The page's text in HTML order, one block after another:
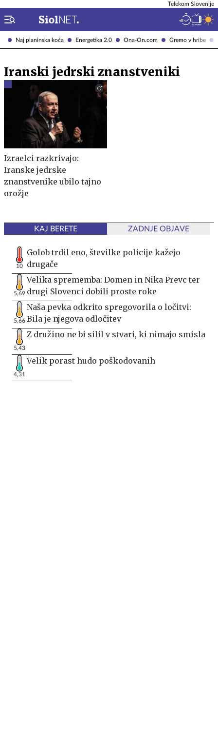
Naj planinska koča Energetika 2.0 Ona-On.com Gremo v hribe
Telekom Slovenije
Iranski jedrski znanstveniki
Izraelci razkrivajo:
Iranske jedrske
znanstvenike ubilo tajno
orožje
KAJ BERETE ZADNJE OBJAVE
10
Golob trdil eno, številke policije kažejo
drugače
5,69
Velika sprememba: Domen in Nika Prevc ter
drugi Slovenci dobili proste roke
5,66
Naša pevka odkrito spregovorila o ločitvi:
Bila je njegova odločitev
5,43
Z družino ne bi silil v stvari, ki nimajo smisla
4,31
Velik porast hudo poškodovanih